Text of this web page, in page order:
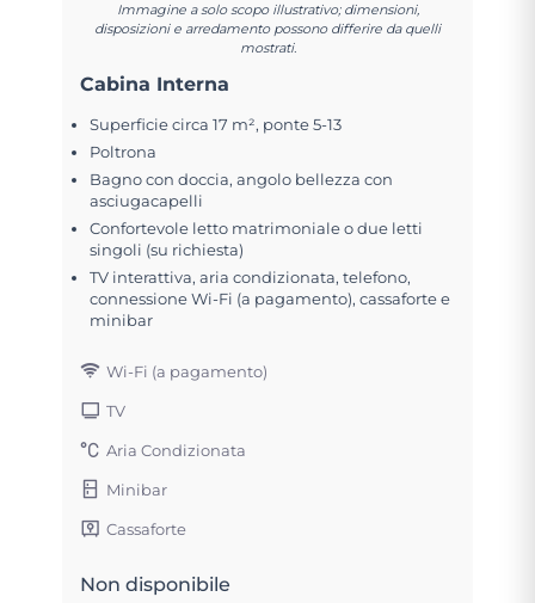
Immagine a solo scopo illustrativo; dimensioni,
disposizioni e arredamento possono differire da quelli
mostrati.
Cabina Interna
Superficie circa 17 m², ponte 5-13
Poltrona
Bagno con doccia, angolo bellezza con
asciugacapelli
Confortevole letto matrimoniale o due letti
singoli (su richiesta)
TV interattiva, aria condizionata, telefono,
connessione Wi-Fi (a pagamento), cassaforte e
minibar
Wi-Fi (a pagamento)
TV
Aria Condizionata
Minibar
Cassaforte
Non disponibile